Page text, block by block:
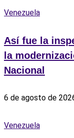
Venezuela
Así fue la
la
Nacional
6 de agosto de
Venezuela